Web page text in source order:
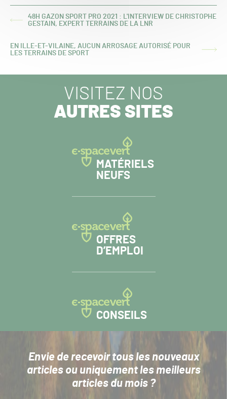
ARTICLE
48H GAZON SPORT PRO 2021 : L'INTERVIEW DE CHRISTOPHE
GESTAIN, EXPERT TERRAINS DE LA LNR
ARTICLE
EN ILLE-ET-VILAINE, AUCUN ARROSAGE AUTORISÉ POUR
LES TERRAINS DE SPORT
VISITEZ NOS
AUTRES SITES
MATÉRIELS
NEUFS
OFFRES
D’EMPLOI
CONSEILS
Envie de recevoir tous les nouveaux
articlesou uniquement les meilleurs
articles du mois ?